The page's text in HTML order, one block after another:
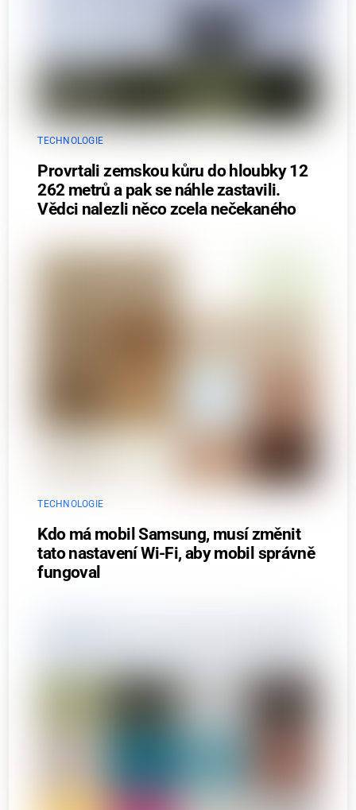
TECHNOLOGIE
Provrtali zemskou kůru do hloubky 12
262 metrů a pak se náhle zastavili.
Vědci nalezli něco zcela nečekaného
TECHNOLOGIE
Kdo má mobil Samsung, musí změnit
tato nastavení Wi-Fi, aby mobil správně
fungoval